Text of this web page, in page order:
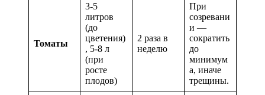
Томаты
3-5
литров
(до
цветения)
, 5-8 л
(при
росте
плодов)
2 раза в
неделю
При
созревани
и —
сократить
до
минимум
а, иначе
трещины.